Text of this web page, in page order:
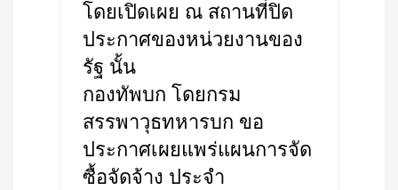
โดยเปิดเผย ณ สถานที่ปิด
ประกาศของหน่วยงานของ
รัฐ นั้น
กองทัพบก โดยกรม
สรรพาวุธทหารบก ขอ
ประกาศเผยแพร่แผนการจัด
ซื้อจัดจ้าง ประจำ